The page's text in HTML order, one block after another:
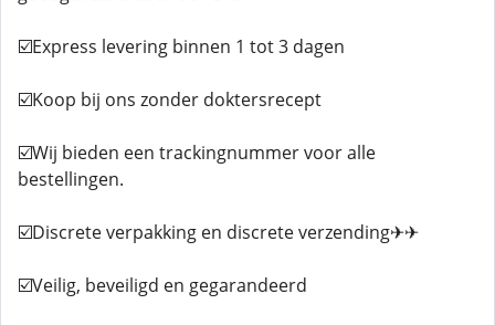
☑️Express levering binnen 1 tot 3 dagen
☑️Koop bij ons zonder doktersrecept
☑️Wij bieden een trackingnummer voor alle
bestellingen.
☑️Discrete verpakking en discrete verzending✈✈
☑️Veilig, beveiligd en gegarandeerd